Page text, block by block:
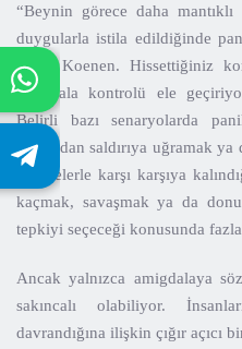
“Beynin görece daha
duygularla istila edildiğinde
diyor Koenen. Hissettiğiniz
amigdala kontrolü ele
Belirli bazı senaryolarda
tarafından saldırıya uğramak
tehlikelerle karşı karşıya
kaçmak, savaşmak ya da
tepkiyi seçeceği konusunda
Ancak yalnızca amigdalaya
sakıncalı olabiliyor.
davrandığına ilişkin çığır açıcı